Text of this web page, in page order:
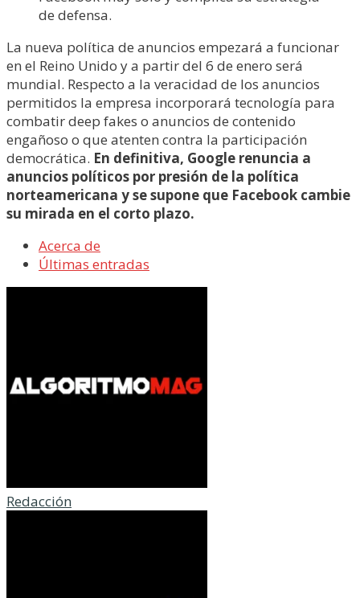
de defensa.
La nueva política de anuncios empezará a funcionar
en el Reino Unido y a partir del 6 de enero será
mundial. Respecto a la veracidad de los anuncios
permitidos la empresa incorporará tecnología para
combatir deep fakes o anuncios de contenido
engañoso o que atenten contra la participación
democrática. En definitiva, Google renuncia a
anuncios políticos por presión de la política
norteamericana y se supone que Facebook cambie
su mirada en el corto plazo.
Acerca de
Últimas entradas
Redacción